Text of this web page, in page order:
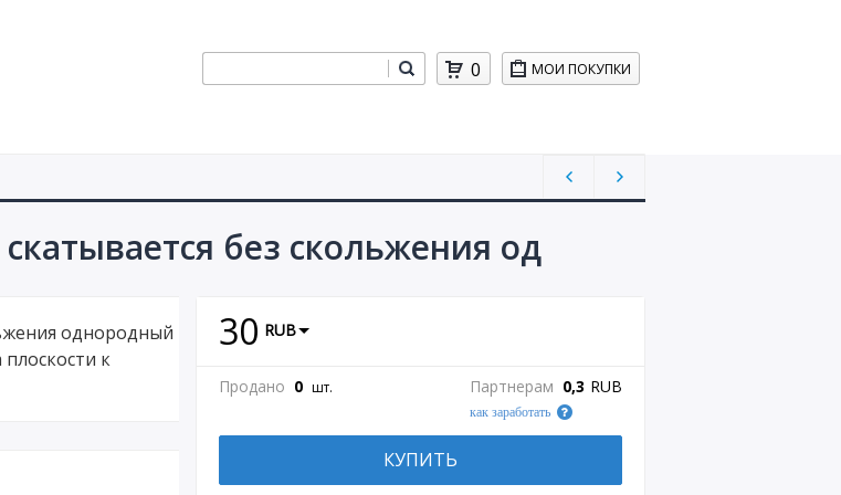
МОИ ПОКУПКИ
0
без скольжения од
30 RUB
Продано 0 шт. Партнерам 0,3 RUB
как заработать
КУПИТЬ
однородный
к